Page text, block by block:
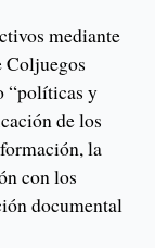
mediante
Coljuegos
“políticas y
de los
la
con los
documental